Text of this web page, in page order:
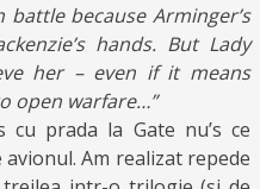
battle because Arminger’s
hands. But Lady
her – even if it means
open warfare…”
cu prada la Gate nu’s ce
Am realizat repede